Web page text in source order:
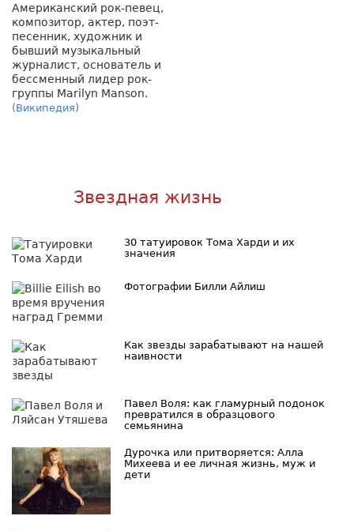
Американский рок-певец,
композитор, актер, поэт-
песенник, художник и
бывший музыкальный
журналист, основатель и
бессменный лидер рок-
группы Marilyn Manson.
(Википедия)
Звездная жизнь
30 татуировок Тома Харди и их
значения
Фотографии Билли Айлиш
Как звезды зарабатывают на нашей
наивности
Павел Воля: как гламурный подонок
превратился в образцового
семьянина
Дурочка или притворяется: Алла
Михеева и ее личная жизнь, муж и
дети